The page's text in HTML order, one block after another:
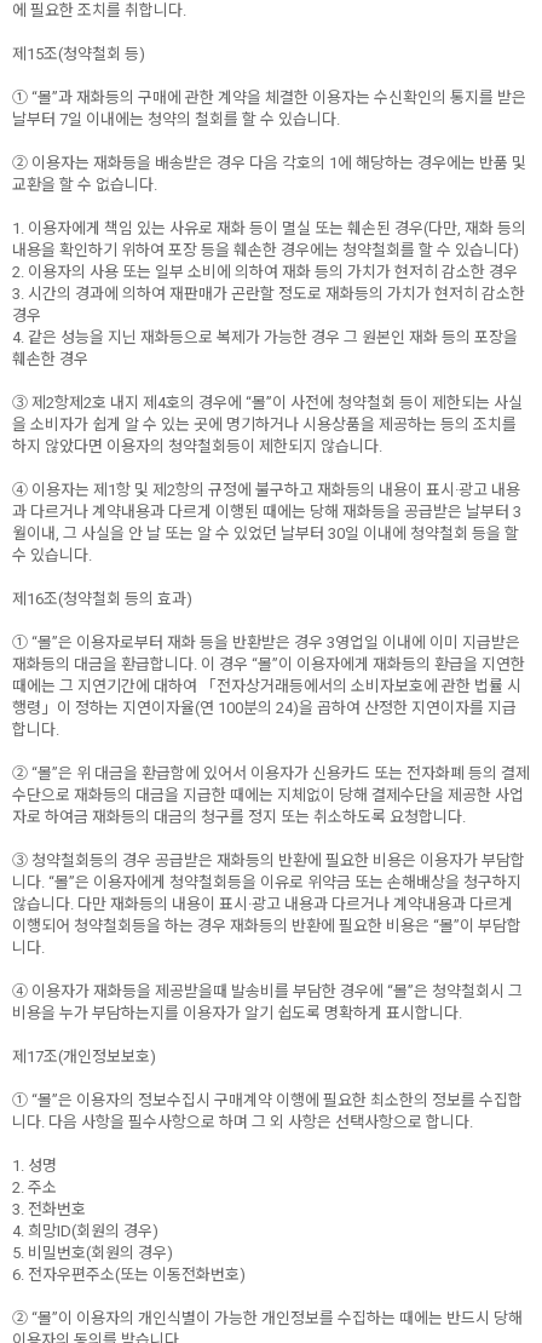
에 필요한 조치를 취합니다.
제15조(청약철회 등)
① “몰”과 재화등의 구매에 관한 계약을 체결한 이용자는 수신확인의 통지를 받은
날부터 7일 이내에는 청약의 철회를 할 수 있습니다.
② 이용자는 재화등을 배송받은 경우 다음 각호의 1에 해당하는 경우에는 반품 및
교환을 할 수 없습니다.
1. 이용자에게 책임 있는 사유로 재화 등이 멸실 또는 훼손된 경우(다만, 재화 등의
내용을 확인하기 위하여 포장 등을 훼손한 경우에는 청약철회를 할 수 있습니다)
2. 이용자의 사용 또는 일부 소비에 의하여 재화 등의 가치가 현저히 감소한 경우
3. 시간의 경과에 의하여 재판매가 곤란할 정도로 재화등의 가치가 현저히 감소한
경우
4. 같은 성능을 지닌 재화등으로 복제가 가능한 경우 그 원본인 재화 등의 포장을
훼손한 경우
③ 제2항제2호 내지 제4호의 경우에 “몰”이 사전에 청약철회 등이 제한되는 사실
을 소비자가 쉽게 알 수 있는 곳에 명기하거나 시용상품을 제공하는 등의 조치를
하지 않았다면 이용자의 청약철회등이 제한되지 않습니다.
④ 이용자는 제1항 및 제2항의 규정에 불구하고 재화등의 내용이 표시·광고 내용
과 다르거나 계약내용과 다르게 이행된 때에는 당해 재화등을 공급받은 날부터 3
월이내, 그 사실을 안 날 또는 알 수 있었던 날부터 30일 이내에 청약철회 등을 할
수 있습니다.
제16조(청약철회 등의 효과)
① “몰”은 이용자로부터 재화 등을 반환받은 경우 3영업일 이내에 이미 지급받은
재화등의 대금을 환급합니다. 이 경우 “몰”이 이용자에게 재화등의 환급을 지연한
때에는 그 지연기간에 대하여 「전자상거래등에서의 소비자보호에 관한 법률 시
행령」이 정하는 지연이자율(연 100분의 24)을 곱하여 산정한 지연이자를 지급
합니다.
② “몰”은 위 대금을 환급함에 있어서 이용자가 신용카드 또는 전자화폐 등의 결제
수단으로 재화등의 대금을 지급한 때에는 지체없이 당해 결제수단을 제공한 사업
자로 하여금 재화등의 대금의 청구를 정지 또는 취소하도록 요청합니다.
③ 청약철회등의 경우 공급받은 재화등의 반환에 필요한 비용은 이용자가 부담합
니다. “몰”은 이용자에게 청약철회등을 이유로 위약금 또는 손해배상을 청구하지
않습니다. 다만 재화등의 내용이 표시·광고 내용과 다르거나 계약내용과 다르게
이행되어 청약철회등을 하는 경우 재화등의 반환에 필요한 비용은 “몰”이 부담합
니다.
④ 이용자가 재화등을 제공받을때 발송비를 부담한 경우에 “몰”은 청약철회시 그
비용을 누가 부담하는지를 이용자가 알기 쉽도록 명확하게 표시합니다.
제17조(개인정보보호)
① “몰”은 이용자의 정보수집시 구매계약 이행에 필요한 최소한의 정보를 수집합
니다. 다음 사항을 필수사항으로 하며 그 외 사항은 선택사항으로 합니다.
1. 성명
2. 주소
3. 전화번호
4. 희망ID(회원의 경우)
5. 비밀번호(회원의 경우)
6. 전자우편주소(또는 이동전화번호)
② “몰”이 이용자의 개인식별이 가능한 개인정보를 수집하는 때에는 반드시 당해